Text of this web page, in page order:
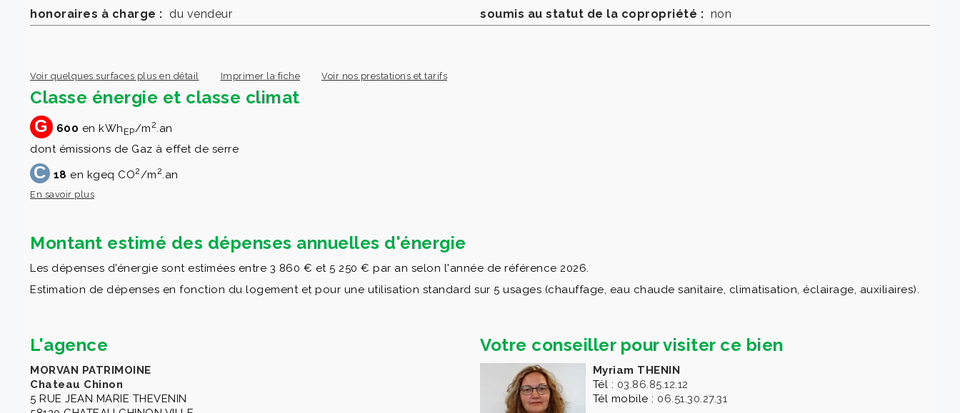
honoraires à charge : du vendeur soumis au statut de la copropriété : non
Voir quelques surfaces plus en détail Imprimer la fiche Voir nos prestations et tarifs
Classe énergie et classe climat
G 600 en kWh EP/m2.an
dont émissions de Gaz à effet de serre
C 18 en kgeq CO2/m2.an
En savoir plus
Montant estimé des dépenses annuelles d'énergie
Les dépenses d'énergie sont estimées entre 3 860 € et 5 250 € par an selon l'année de référence 2026.
Estimation de dépenses en fonction du logement et pour une utilisation standard sur 5 usages (chauffage, eau chaude sanitaire, climatisation, éclairage, auxiliaires).
L'agence
MORVAN PATRIMOINE
Chateau Chinon
5 RUE JEAN MARIE THEVENIN
Votre conseiller pour visiter ce bien
Myriam THENIN
Tél : 03.86.85.12.12
Tél mobile : 06.51.30.27.31